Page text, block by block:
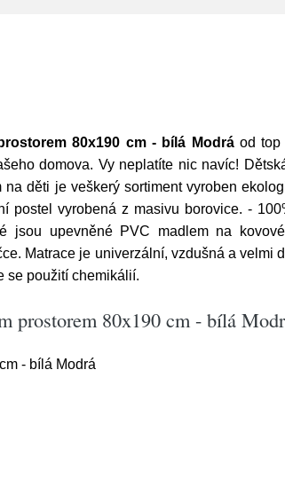
80x190 cm - bílá Modráod top
domova. Vy neplatíte nic navíc!
děti je veškerý sortiment vyroben
postel vyrobená z masivu borovice. -
jsou upevněné PVC madlem na
Matrace je univerzální, vzdušná a velmi
se použití chemikálií.
prostorem 80x190 cm - bílá
- bílá Modrá